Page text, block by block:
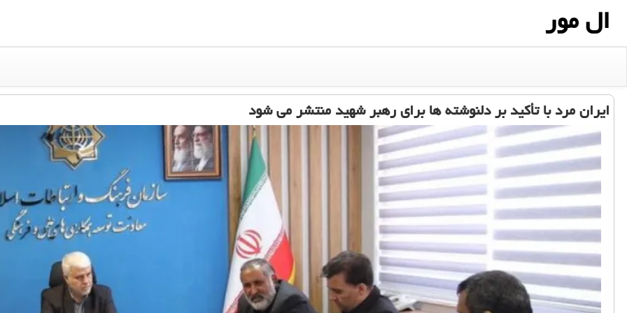
ال مور
ایران مرد با تأکید بر دلنوشته ها برای رهبر شهید منتشر می شود